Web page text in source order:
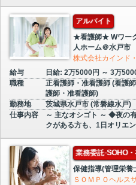
アルバイト
★看護師★ Wワー
人ホーム＠水戸市
株式会社カインド
給与
日給: 2万5000円 ～ 3万
職種
正看護師・准看護師 (看護
護師・准看護師)
勤務地
茨城県水戸市 (常磐線水戸)
仕事内容
～ 主なオシゴト ～ ◆夜の
クがある方も、1日オリエ
業務委託-SOHO
保健指導(管理栄養
ＳＯＭＰＯヘルス